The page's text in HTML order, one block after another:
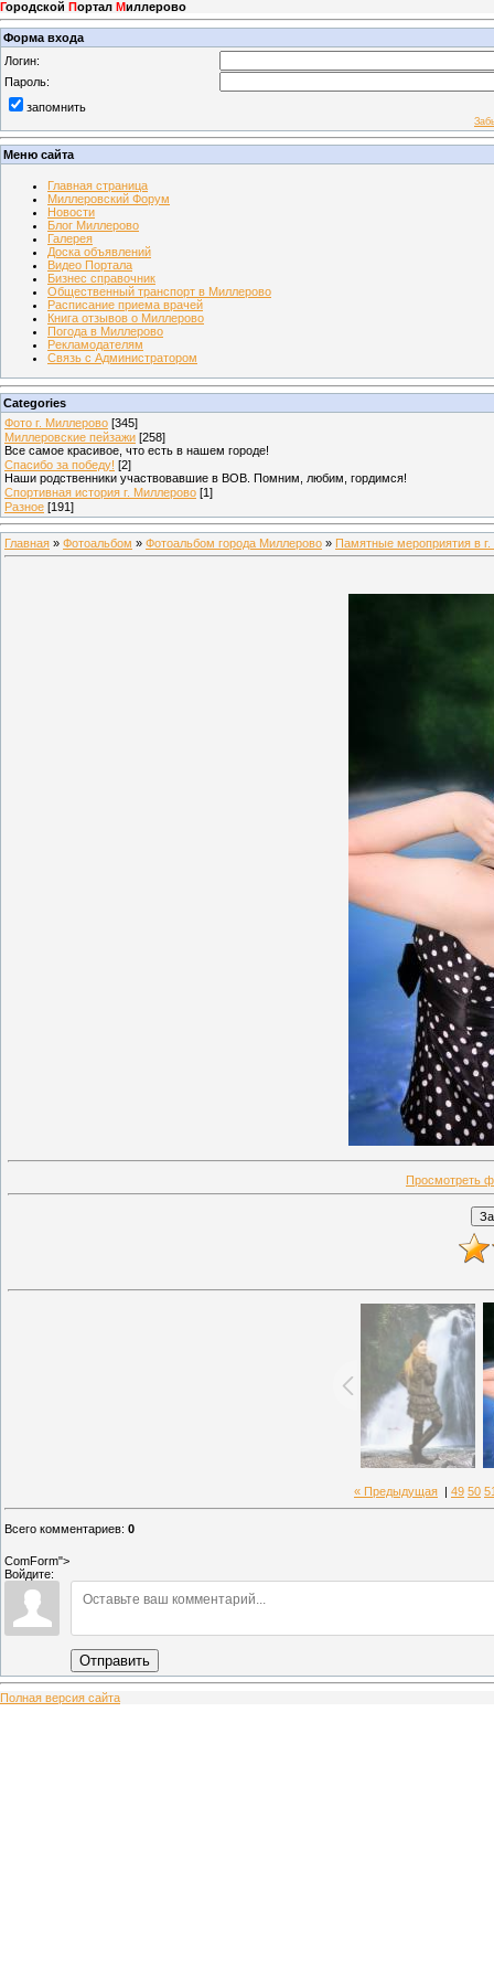
Городской Портал Миллерово
Форма входа
Логин:
Пароль:
запомнить
Меню сайта
Главная страница
Миллеровский Форум
Новости
Блог Миллерово
Галерея
Доска объявлений
Видео Портала
Бизнес справочник
Общественный транспорт в Миллерово
Расписание приема врачей
Книга отзывов о Миллерово
Погода в Миллерово
Рекламодателям
Связь с Администратором
Categories
Фото г. Миллерово [345]
Миллеровские пейзажи [258]
Все самое красивое, что есть в нашем городе!
Спасибо за победу! [2]
Наши родственники участвовавшие в ВОВ. Помним, любим, гордимся!
Спортивная история г. Миллерово [1]
Разное [191]
Главная » Фотоальбом » Фотоальбом города Миллерово » Памятные мероприятия в
Просмотреть
« Предыдущая 49 50
Всего комментариев: 0
ComForm">
Войдите:
Отправить
Полная версия сайта